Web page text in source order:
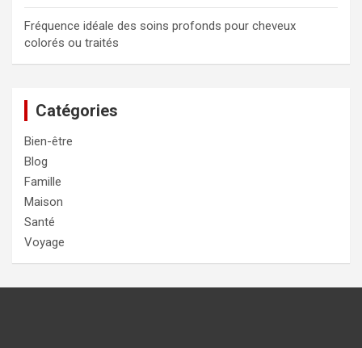
Fréquence idéale des soins profonds pour cheveux
colorés ou traités
Catégories
Bien-être
Blog
Famille
Maison
Santé
Voyage